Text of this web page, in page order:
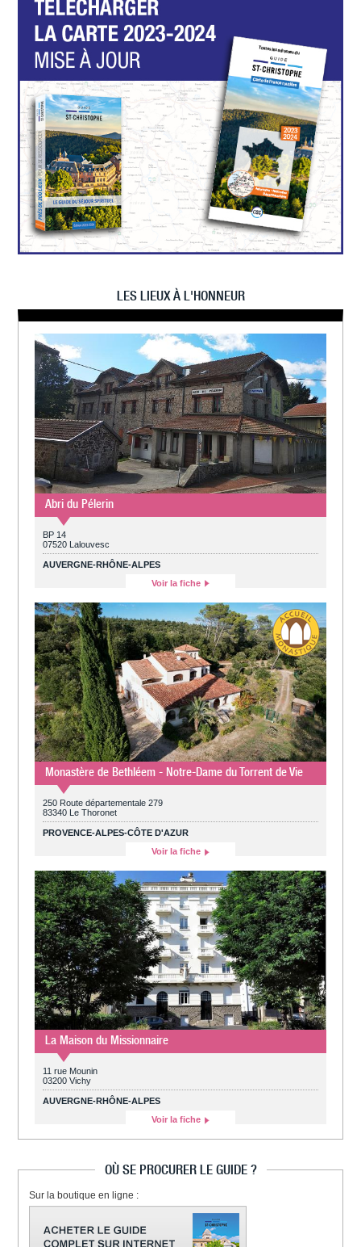
LES LIEUX À L'HONNEUR
Abri du Pélerin
BP 14
07520 Lalouvesc
AUVERGNE-RHÔNE-ALPES
Voir la fiche
Monastère de Bethléem - Notre-Dame du Torrent de Vie
250 Route départementale 279
83340 Le Thoronet
PROVENCE-ALPES-CÔTE D'AZUR
Voir la fiche
La Maison du Missionnaire
11 rue Mounin
03200 Vichy
AUVERGNE-RHÔNE-ALPES
Voir la fiche
OÙ SE PROCURER LE GUIDE ?
Sur la boutique en ligne :